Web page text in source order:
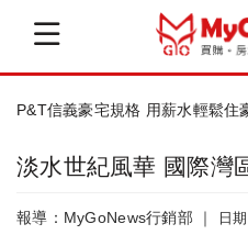
P&T信義豪宅規格 用薪水輕鬆住
淡水世紀風華 國際灣
報導：MyGoNews行銷部 ｜ 日